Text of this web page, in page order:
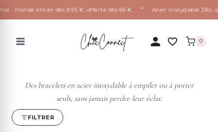
entier dès 8,95 €, offerte dès 69 € ✦ Acier inoxydable 316L qui
0
Des bracelets en acier inoxydable à empiler ou à porter
seuls, sans jamais perdre leur éclat.
FILTRER